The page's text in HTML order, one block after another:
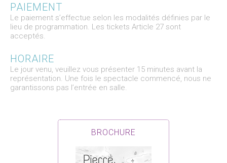
PAIEMENT
Le paiement s’effectue selon les modalités définies par le
lieu de programmation. Les tickets Article 27 sont
acceptés.
HORAIRE
Le jour venu, veuillez vous présenter 15 minutes avant la
représentation. Une fois le spectacle commencé, nous ne
garantissons pas l’entrée en salle.
BROCHURE